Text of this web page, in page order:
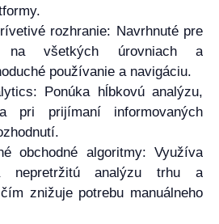
rozhranie: Navrhnuté pre
na všetkých úrovniach a
používanie a navigáciu.
Ponúka hĺbkovú analýzu,
pri prijímaní informovaných
obchodné algoritmy: Využíva
nepretržitú analýzu trhu a
znižuje potrebu manuálneho